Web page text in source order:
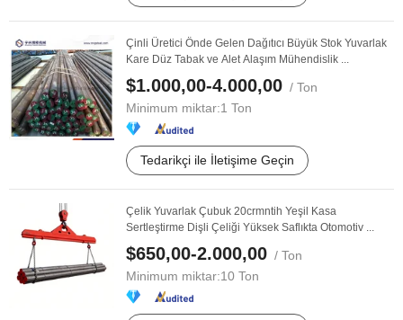
Çinli Üretici Önde Gelen Dağıtıcı Büyük Stok Yuvarlak
Kare Düz Tabak ve Alet Alaşım Mühendislik ...
$1.000,00-4.000,00 / Ton
Minimum miktar:1 Ton
Tedarikçi ile İletişime Geçin
Çelik Yuvarlak Çubuk 20crmntih Yeşil Kasa
Sertleştirme Dişli Çeliği Yüksek Saflıkta Otomotiv ...
$650,00-2.000,00 / Ton
Minimum miktar:10 Ton